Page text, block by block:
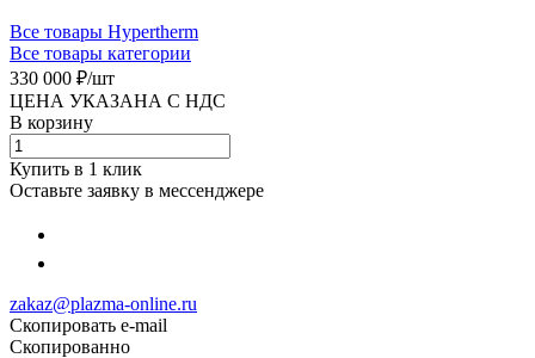
Все товары Hypertherm
Все товары категории
330 000 ₽/шт
ЦЕНА УКАЗАНА С НДС
В корзину
Купить в 1 клик
Оставьте заявку в мессенджере
zakaz@plazma-online.ru
Скопировать e-mail
Cкопированно